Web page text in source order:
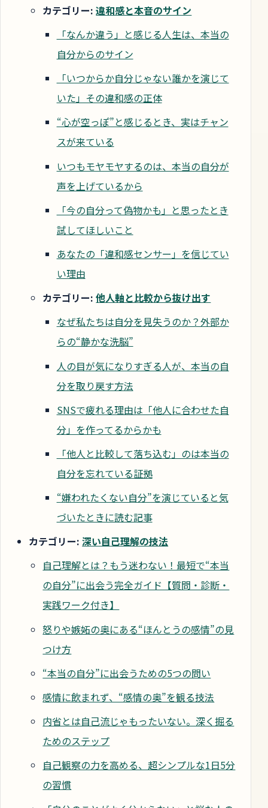
カテゴリー:違和感と本音のサイン
「なんか違う」と感じる人生は、本当の
自分からのサイン
「いつからか自分じゃない誰かを演じて
いた」その違和感の正体
“心が空っぽ”と感じるとき、実はチャン
スが来ている
いつもモヤモヤするのは、本当の自分が
声を上げているから
「今の自分って偽物かも」と思ったとき
試してほしいこと
あなたの「違和感センサー」を信じてい
い理由
カテゴリー:他人軸と比較から抜け出す
なぜ私たちは自分を見失うのか？外部か
らの“静かな洗脳”
人の目が気になりすぎる人が、本当の自
分を取り戻す方法
SNSで疲れる理由は「他人に合わせた自
分」を作ってるからかも
「他人と比較して落ち込む」のは本当の
自分を忘れている証拠
“嫌われたくない自分”を演じていると気
づいたときに読む記事
カテゴリー:深い自己理解の技法
自己理解とは？もう迷わない！最短で“本当
の自分”に出会う完全ガイド【質問・診断・
実践ワーク付き】
怒りや嫉妬の奥にある“ほんとうの感情”の見
つけ方
“本当の自分”に出会うための5つの問い
感情に飲まれず、“感情の奥”を観る技法
内省とは自己流じゃもったいない。深く掘る
ためのステップ
自己観察の力を高める、超シンプルな1日5分
の習慣